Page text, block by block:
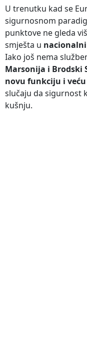
U trenutku kad se
sigurnosnom
punktove ne gleda
smješta u
Iako još nema
Marsonija i Brodski
novu funkciju i
slučaju da sigurnost
kušnju.